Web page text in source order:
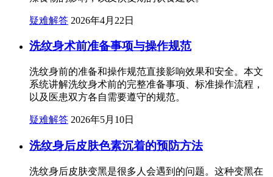
疑难解答 2026年4月22日
洗纹身术前准备事项与操作规范
洗纹身前的准备和操作规范直接影响效果和安全。本文
系统讲解洗纹身术前的完整准备事项、标准操作流程，
以及医患双方各自需要遵守的规范。
疑难解答 2026年5月10日
洗纹身后皮肤色素沉着的预防方法
洗纹身后皮肤变黑是很多人会遇到的问题。这种变黑在